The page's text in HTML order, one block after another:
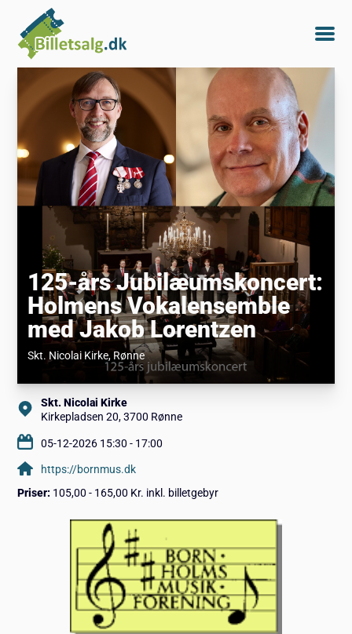
125-års Jubilæumskoncert:
Holmens Vokalensemble
med Jakob Lorentzen
Skt. Nicolai Kirke, Rønne
Skt. Nicolai Kirke
Kirkepladsen 20, 3700 Rønne
05-12-2026 15:30 - 17:00
https://bornmus.dk
Priser: 105,00 - 165,00 Kr. inkl. billetgebyr